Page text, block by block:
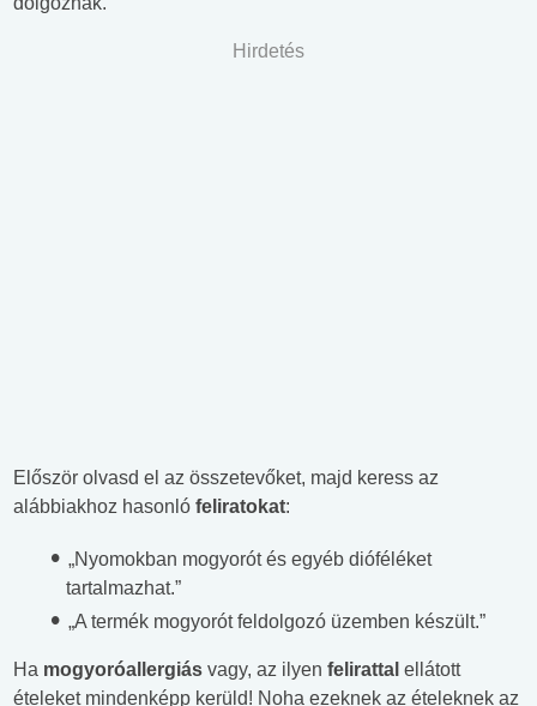
Hirdetés
Először olvasd el az összetevőket, majd keress az
alábbiakhoz hasonló feliratokat:
„Nyomokban mogyorót és egyéb dióféléket
tartalmazhat.”
„A termék mogyorót feldolgozó üzemben készült.”
Ha mogyoróallergiás vagy, az ilyen felirattal ellátott
ételeket mindenképp kerüld! Noha ezeknek az ételeknek az